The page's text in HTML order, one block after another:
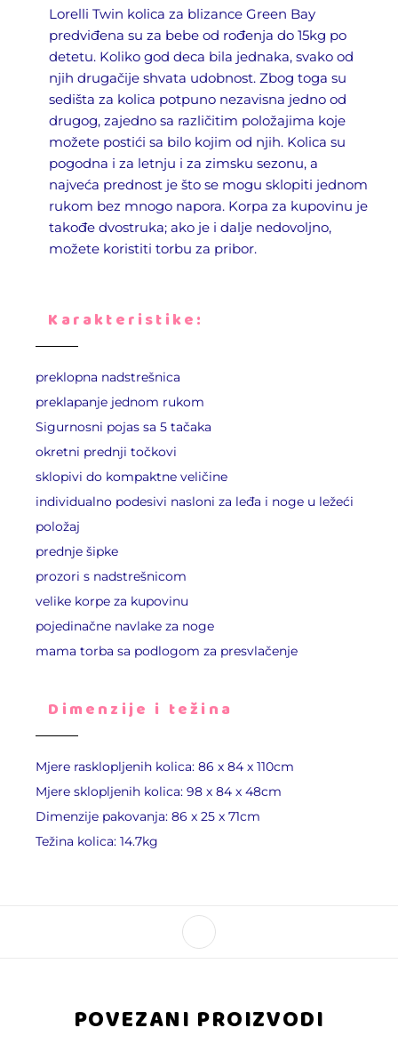
Lorelli Twin kolica za blizance Green Bay
predviđena su za bebe od rođenja do 15kg po
detetu. Koliko god deca bila jednaka, svako od
njih drugačije shvata udobnost. Zbog toga su
sedišta za kolica potpuno nezavisna jedno od
drugog, zajedno sa različitim položajima koje
možete postići sa bilo kojim od njih. Kolica su
pogodna i za letnju i za zimsku sezonu, a
najveća prednost je što se mogu sklopiti jednom
rukom bez mnogo napora. Korpa za kupovinu je
takođe dvostruka; ako je i dalje nedovoljno,
možete koristiti torbu za pribor.
Karakteristike:
preklopna nadstrešnica
preklapanje jednom rukom
Sigurnosni pojas sa 5 tačaka
okretni prednji točkovi
sklopivi do kompaktne veličine
individualno podesivi nasloni za leđa i noge u ležeći
položaj
prednje šipke
prozori s nadstrešnicom
velike korpe za kupovinu
pojedinačne navlake za noge
mama torba sa podlogom za presvlačenje
Dimenzije i težina
Mjere rasklopljenih kolica: 86 x 84 x 110cm
Mjere sklopljenih kolica: 98 x 84 x 48cm
Dimenzije pakovanja: 86 x 25 x 71cm
Težina kolica: 14.7kg
POVEZANI PROIZVODI